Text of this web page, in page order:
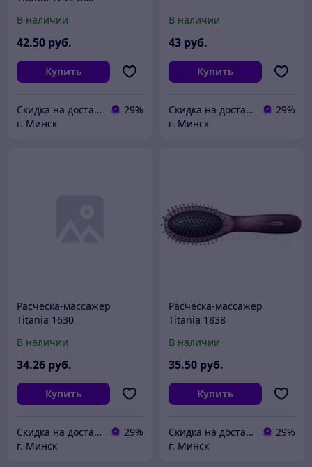
В наличии
42.50 руб.
Купить
Скидка на доставку 21 векбай
29%
г. Минск
В наличии
43 руб.
Купить
Скидка на доставку 21 векбай
29%
г. Минск
Расческа-массажер
Titania 1630
В наличии
34.26 руб.
Купить
Скидка на доставку 21 векбай
29%
г. Минск
Расческа-массажер
Titania 1838
В наличии
35.50 руб.
Купить
Скидка на доставку 21 векбай
29%
г. Минск